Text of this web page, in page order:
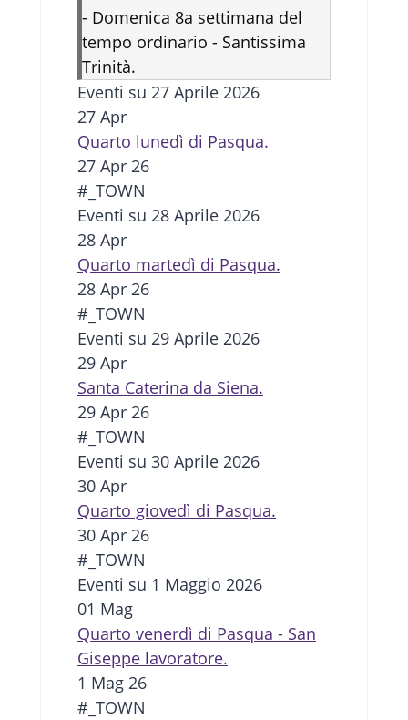
- Domenica 8a settimana del
tempo ordinario - Santissima
Trinità.
Eventi su 27 Aprile 2026
27 Apr
Quarto lunedì di Pasqua.
27 Apr 26
#_TOWN
Eventi su 28 Aprile 2026
28 Apr
Quarto martedì di Pasqua.
28 Apr 26
#_TOWN
Eventi su 29 Aprile 2026
29 Apr
Santa Caterina da Siena.
29 Apr 26
#_TOWN
Eventi su 30 Aprile 2026
30 Apr
Quarto giovedì di Pasqua.
30 Apr 26
#_TOWN
Eventi su 1 Maggio 2026
01 Mag
Quarto venerdì di Pasqua - San
Giseppe lavoratore.
1 Mag 26
#_TOWN